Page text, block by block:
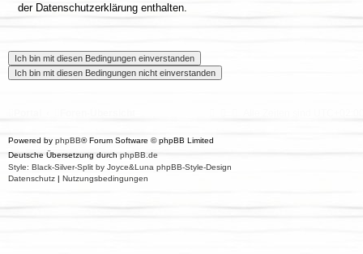
der Datenschutzerklärung enthalten.
Powered by phpBB® Forum Software © phpBB Limited
Deutsche Übersetzung durch phpBB.de
Style: Black-Silver-Split by Joyce&Luna phpBB-Style-Design
Datenschutz | Nutzungsbedingungen